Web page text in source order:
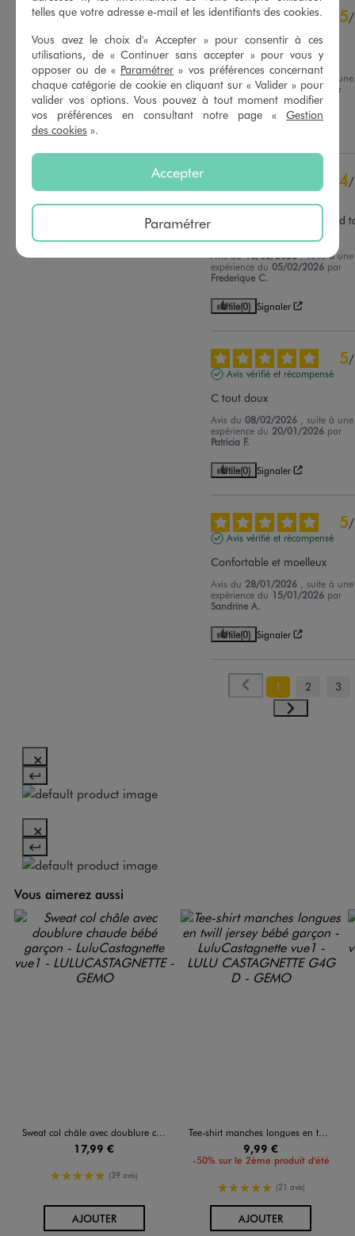
4 étoiles
3
2étoiles
0
1étoile 0
Trier les avis
5/
Doux ,taille correctement
Avis du23/02/2026 , suite à une
expérience du09/02/2026
par
Florence C.
4/
Très joli modèle. Bien chaud
Avis du18/02/2026 , suite à une
expérience du05/02/2026 par
Frederique C.
Utile(0) Signaler
5/
Avis vérifié et récompensé
C tout doux
Avis du08/02/2026
, suite à une
expérience du 20/01/2026 par
Patricia F.
Utile(0) Signaler
5/
Avis vérifié et récompensé
Confortable et moelleux
Avis du 28/01/2026
, suite à une
expérience du 15/01/2026 par
Sandrine A.
Utile(0) Signaler
1 2 3
Vous aimerez aussi
Sweat col châle avec doublure chaude bébé garçon - LuluCastagnette
17,99 €
5/5 de moyenne
(39 avis)
AJOUTERAU PANIER
Tee-shirt manches longues en twill jersey bébé garçon - LuluCastagnette
9,99 €
-50% sur le 2ème produit d'été
5/5 de moyenne
(21 avis)
AJOUTERAU PANIER
telles que votre adresse e-mail et les identifiants des cookies.
Vous avez le choix d'« Accepter » pour consentir à ces
utilisations, de « Continuer sans accepter » pour vous y
opposer ou de « Paramétrer » vos préférences concernant
chaque catégorie de cookie en cliquant sur « Valider » pour
valider vos options. Vous pouvez à tout moment modifier
vos préférences en consultant notre page « Gestion
des cookies ».
Accepter
Paramétrer